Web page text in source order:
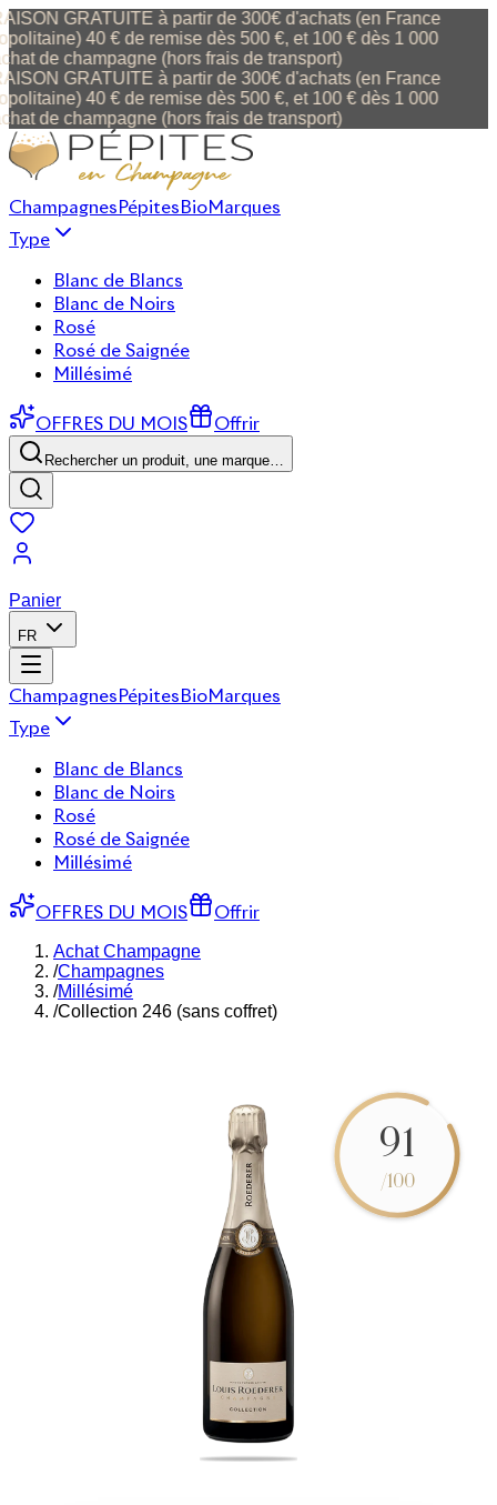
GRATUITE à partir de 300€ d'achats (en France
40 € de remise dès 500 €, et 100 € dès 1 000
de champagne (hors frais de transport)
GRATUITE à partir de 300€ d'achats (en France
40 € de remise dès 500 €, et 100 € dès 1 000
de champagne (hors frais de transport)
ChampagnesPépitesBioMarques
Type
Blanc de Blancs
Blanc de Noirs
Rosé
Rosé de Saignée
Millésimé
OFFRES DU MOIS Offrir
Rechercher un produit, une marque…
Panier
FR
ChampagnesPépitesBioMarques
Type
Blanc de Blancs
Blanc de Noirs
Rosé
Rosé de Saignée
Millésimé
OFFRES DU MOIS Offrir
Achat Champagne
/Champagnes
/Millésimé
/Collection 246 (sans coffret)
91
/100